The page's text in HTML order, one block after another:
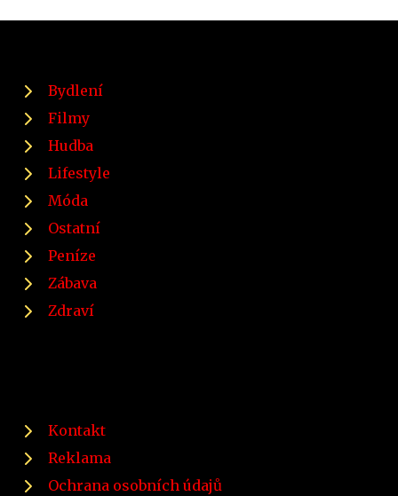
Bydlení
Filmy
Hudba
Lifestyle
Móda
Ostatní
Peníze
Zábava
Zdraví
Kontakt
Reklama
Ochrana osobních údajů